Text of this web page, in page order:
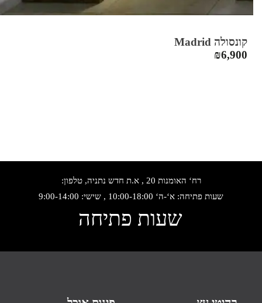
קונסולה Madrid
₪6,900
רח‘ האומנות 20 , א.ת חדש נתניה, טלפון:
שעות פתיחה: א‘-ה‘ 10:00-18:00 , שישי: 9:00-14:00
שעות פתיחה